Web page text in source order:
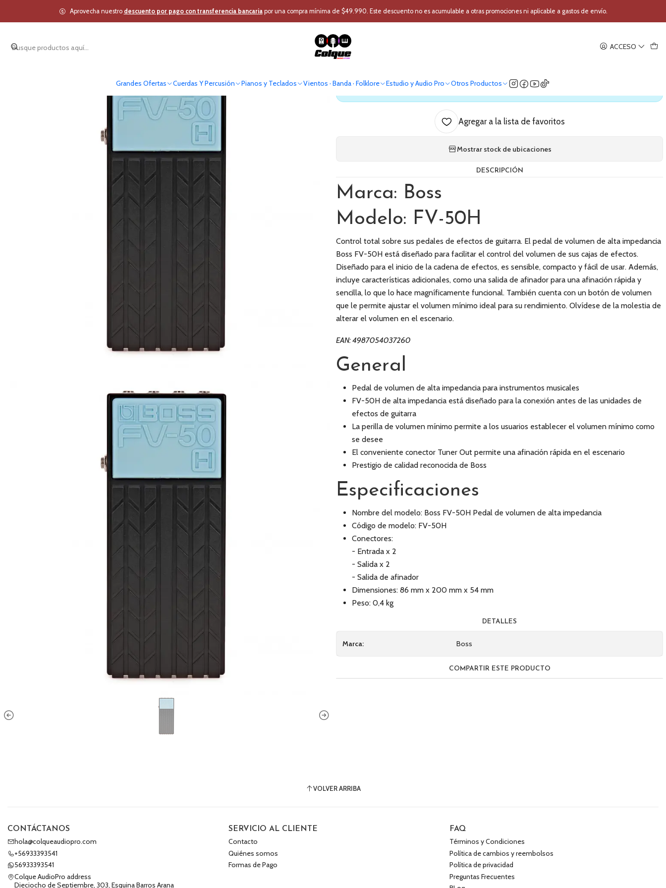
ACCESO
Grandes Ofertas Cuerdas Y Percusión Pianos y Teclados Vientos · Banda · Folklore Estudio y Audio Pro Otros Productos
Aprovecha nuestro descuento por pago con transferencia bancariapor una compra mínima de $49.990. Este descuento no es acumulable a otras promociones ni aplicable a gastos de envío.
Inicio Cuerdas Y Percusión Instrumentos Cuerda Accesorios Cuerda Pedal Volumen Alta Impedancia Boss FV-50H
Pedal Volumen Alta Impedancia Boss FV-50H
Antes de comprar verifica nuestro stock
Agregar a la lista de favoritos
Mostrar stock de ubicaciones
DESCRIPCIÓN
Marca: Boss
Modelo: FV-50H
Control total sobre sus pedales de efectos de guitarra. El pedal de volumen de alta impedancia
Boss FV-50H está diseñado para facilitar el control del volumen de sus cajas de efectos.
Diseñado para el inicio de la cadena de efectos, es sensible, compacto y fácil de usar. Además,
incluye características adicionales, como una salida de afinador para una afinación rápida y
sencilla, lo que lo hace magníficamente funcional. También cuenta con un botón de volumen
que le permite ajustar el volumen mínimo ideal para su rendimiento. Olvídese de la molestia de
alterar el volumen en el escenario.
EAN: 4987054037260
General
Pedal de volumen de alta impedancia para instrumentos musicales
FV-50H de alta impedancia está diseñado para la conexión antes de las unidades de
efectos de guitarra
La perilla de volumen mínimo permite a los usuarios establecer el volumen mínimo como
se desee
El conveniente conector Tuner Out permite una afinación rápida en el escenario
Prestigio de calidad reconocida de Boss
Especificaciones
Nombre del modelo: Boss FV-50H Pedal de volumen de alta impedancia
Código de modelo: FV-50H
Conectores:
- Entrada x 2
- Salida x 2
- Salida de afinador
Dimensiones: 86 mm x 200 mm x 54 mm
Peso: 0,4 kg
DETALLES
Marca: Boss
COMPARTIR ESTE PRODUCTO
VOLVER ARRIBA
CONTÁCTANOS
hola@colqueaudiopro.com
+56933393541
56933393541
Colque AudioPro address
Dieciocho de Septiembre, 303, Esquina Barros Arana
SERVICIO AL CLIENTE
Contacto
Quiénes somos
Formas de Pago
FAQ
Términos y Condiciones
Política de cambios y reembolsos
Política de privacidad
Preguntas Frecuentes